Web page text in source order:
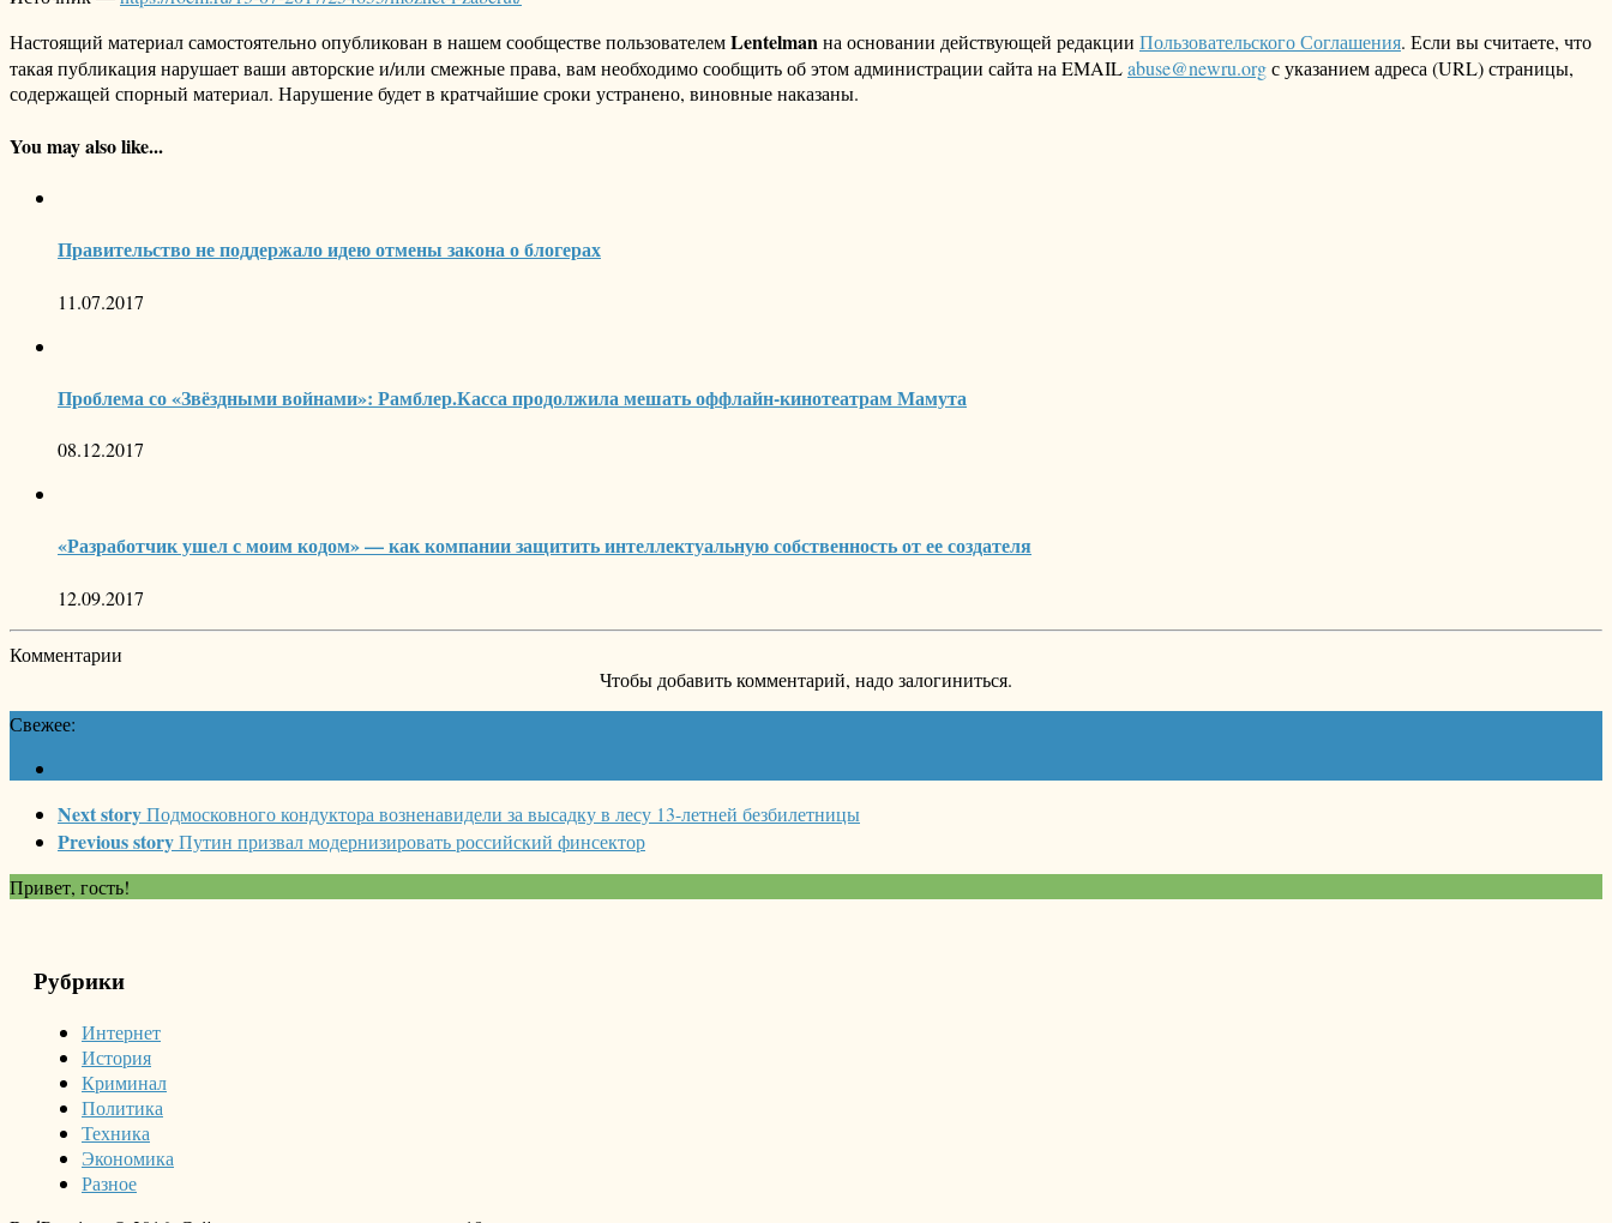
Настоящий материал самостоятельно опубликован в нашем сообществе пользователемLentelmanна основании действующей редакции Пользовательского Соглашения. Если вы считаете, что
такая публикация нарушает ваши авторские и/или смежные права, вам необходимо сообщить об этом администрации сайта на EMAILabuse@newru.orgс указанием адреса (URL) страницы,
содержащей спорный материал. Нарушение будет в кратчайшие сроки устранено, виновные наказаны.
You may also like...
Правительство не поддержало идею отмены закона о блогерах
11.07.2017
Проблема со «Звёздными войнами»: Рамблер.Касса продолжила мешать оффлайн-кинотеатрам Мамута
08.12.2017
«Разработчик ушел с моим кодом» — как компании защитить интеллектуальную собственность от ее создателя
12.09.2017
Комментарии
Чтобы добавить комментарий, надо залогиниться.
Свежее:
Next storyПодмосковного кондуктора возненавидели за высадку в лесу 13-летней безбилетницы
Previous storyПутин призвал модернизировать российский финсектор
Привет, гость!
Рубрики
Интернет
История
Криминал
Политика
Техника
Экономика
Разное